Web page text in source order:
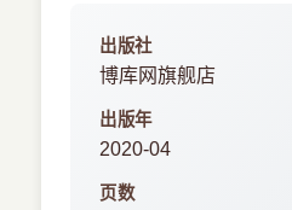
出版社
博库网旗舰店
出版年
2020-04
页数